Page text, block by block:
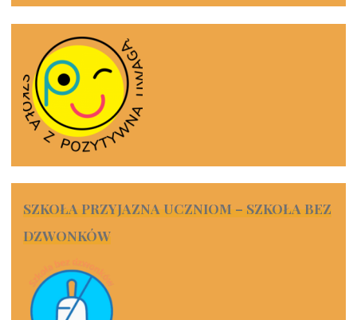
SZKOŁA PRZYJAZNA UCZNIOM – SZKOŁA BEZ
DZWONKÓW